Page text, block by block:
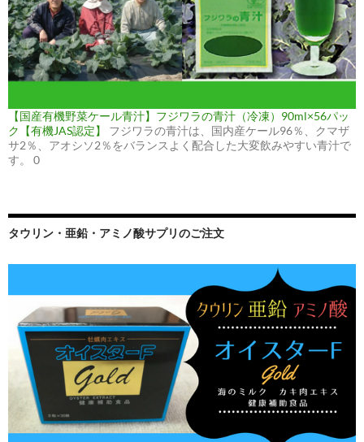
【国産有機野菜ケール青汁】フジワラの青汁（冷凍）90ml×56パッ
ク【有機JAS認定】
フジワラの青汁は、国内産ケール96％、クマザ
サ2％、アオシソ2％をバランスよく配合した大変飲みやすい青汁で
す。 0
タウリン・亜鉛・アミノ酸サプリのご注文